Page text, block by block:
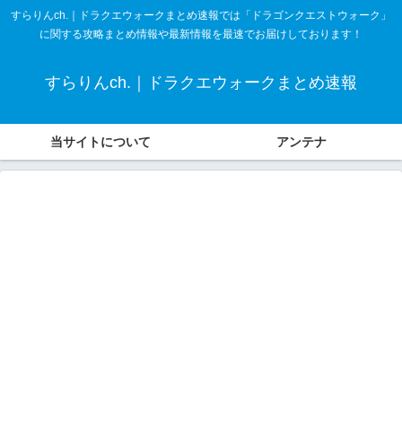
すらりんch.｜ドラクエウォークまとめ速報では「ドラゴンクエストウォーク」
に関する攻略まとめ情報や最新情報を最速でお届けしております！
すらりんch.｜ドラクエウォークまとめ速報
当サイトについて アンテナ